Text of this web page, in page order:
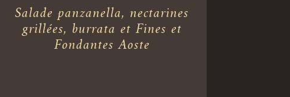
Salade panzanella, nectarines
grillées, burrata et Fines et
Fondantes Aoste